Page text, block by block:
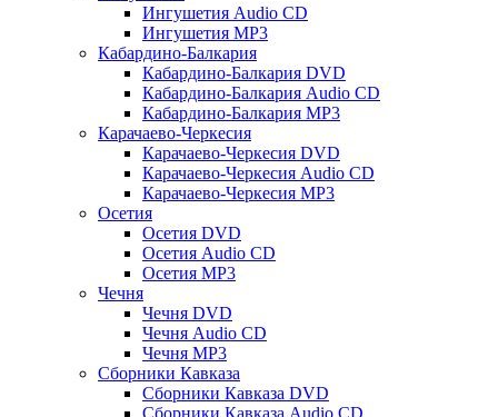
Ингушетия Audio CD
Ингушетия MP3
Кабардино-Балкария
Кабардино-Балкария DVD
Кабардино-Балкария Audio CD
Кабардино-Балкария MP3
Карачаево-Черкесия
Карачаево-Черкесия DVD
Карачаево-Черкесия Audio CD
Карачаево-Черкесия MP3
Осетия
Осетия DVD
Осетия Audio CD
Осетия MP3
Чечня
Чечня DVD
Чечня Audio CD
Чечня MP3
Сборники Кавказа
Сборники Кавказа DVD
Сборники Кавказа Audio CD